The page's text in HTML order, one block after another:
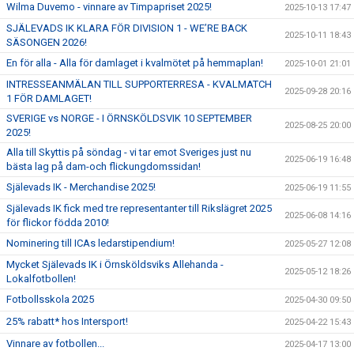
Wilma Duvemo - vinnare av Timpapriset 2025! 2025-10-13 17:47
SJÄLEVADS IK KLARA FÖR DIVISION 1 - WE’RE BACK
SÄSONGEN 2026!
2025-10-11 18:43
En för alla - Alla för damlaget i kvalmötet på hemmaplan! 2025-10-01 21:01
INTRESSEANMÄLAN TILL SUPPORTERRESA - KVALMATCH
1 FÖR DAMLAGET!
2025-09-28 20:16
SVERIGE vs NORGE - I ÖRNSKÖLDSVIK 10 SEPTEMBER
2025!
2025-08-25 20:00
Alla till Skyttis på söndag - vi tar emot Sveriges just nu
bästa lag på dam-och flickungdomssidan!
2025-06-19 16:48
Själevads IK - Merchandise 2025! 2025-06-19 11:55
Själevads IK fick med tre representanter till Rikslägret 2025
för flickor födda 2010!
2025-06-08 14:16
Nominering till ICAs ledarstipendium! 2025-05-27 12:08
Mycket Själevads IK i Örnsköldsviks Allehanda -
Lokalfotbollen!
2025-05-12 18:26
Fotbollsskola 2025 2025-04-30 09:50
25% rabatt* hos Intersport! 2025-04-22 15:43
Vinnare av fotbollen... 2025-04-17 13:00